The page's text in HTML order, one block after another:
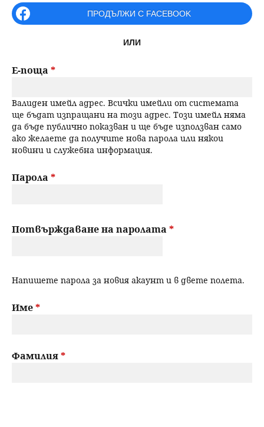
н
р
е
н
е
r
i
a
y
t
a
b
ПРОДЪЛЖИ С FACEBOOK
ИЛИ
Е-поща *
Валиден имейл адрес. Всички имейли от системата
ще бъдат изпращани на този адрес. Този имейл няма
да бъде публично показван и ще бъде използван само
ако желаете да получите нова парола или някои
новини и служебна информация.
Парола *
Потвърждаване на паролата *
Напишете парола за новия акаунт и в двете полета.
Име*
Фамилия*